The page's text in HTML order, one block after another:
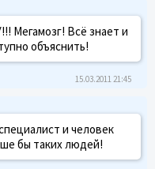
Мегамозг! Всё знает и
объяснить!
15.03.2011 21:45
и человек
бы таких людей!